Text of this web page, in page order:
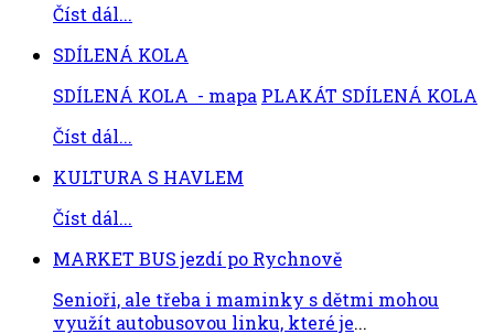
Číst dál...
SDÍLENÁ KOLA
SDÍLENÁ KOLA - mapa PLAKÁT SDÍLENÁ KOLA
Číst dál...
KULTURA S HAVLEM
Číst dál...
MARKET BUS jezdí po Rychnově
Senioři, ale třeba i maminky s dětmi mohou
využít autobusovou linku, které je...